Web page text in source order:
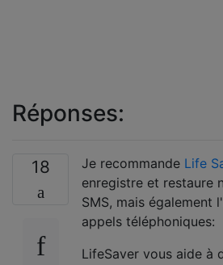
Réponses:
18 Je recommande Life
enregistre et restaure
SMS, mais également
appels téléphoniques:
LifeSaver vous aide à